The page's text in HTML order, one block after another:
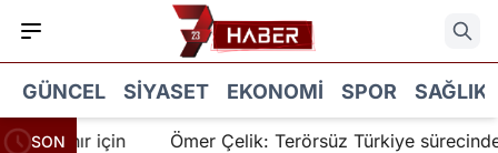
GÜNCEL SIYASET EKONOMI SPOR SAĞLIK
SONiçin
Ömer Çelik: Terörsüz Türkiye sürecinde